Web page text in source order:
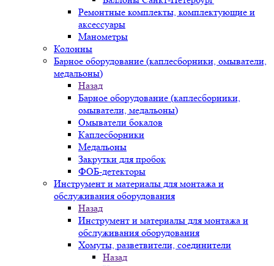
Ремонтные комплекты, комплектующие и
аксессуары
Манометры
Колонны
Барное оборудование (каплесборники, омыватели,
медальоны)
Назад
Барное оборудование (каплесборники,
омыватели, медальоны)
Омыватели бокалов
Каплесборники
Медальоны
Закрутки для пробок
ФОБ-детекторы
Инструмент и материалы для монтажа и
обслуживания оборудования
Назад
Инструмент и материалы для монтажа и
обслуживания оборудования
Хомуты, разветвители, соединители
Назад